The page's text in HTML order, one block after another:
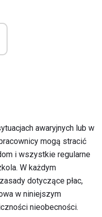
awaryjnych lub w
mogą stracić
i wszystkie regularne
W każdym
dotyczące płac,
w niniejszym
nieobecności.